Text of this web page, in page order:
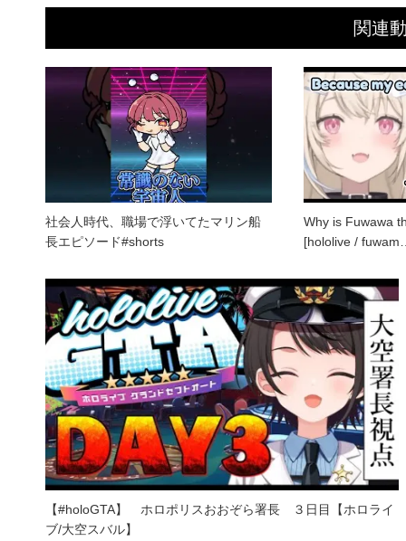
関連
社会人時代、職場で浮いてたマリン船
長エピソード#shorts
Why is Fuwawa
[hololive /
【#holoGTA】 ホロポリスおおぞら署長 ３日目【ホロライ
ブ/大空スバル】